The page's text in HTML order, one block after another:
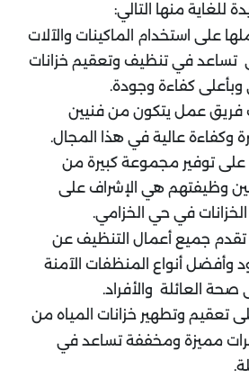
للغاية منها التالي:
على استخدام الماكينات والآلات
تساعد في تنظيف وتعقيم خزانات
وبأعلى كفاءة وجودة.
فريق عمل يتكون من فنيين
وكفاءة عالية في هذا المجال.
على توفير مجموعة كبيرة من
وظيفتهم هي الإشراف على
في حي الخزامي.
تقدم جميع أعمال التنظيف عن
وأفضل أنواع المنظفات الآمنة
صحة العائلة والأفراد.
تعقيم وتطهير خزانات المياه من
مميزة ومخففة تساعد في